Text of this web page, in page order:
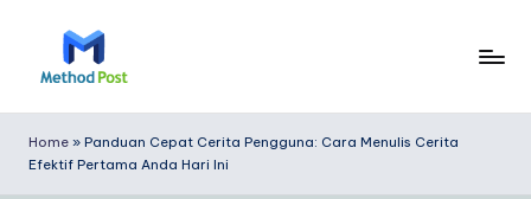
e
t
Home » Panduan Cepat Cerita Pengguna: Cara Menulis Cerita
Efektif Pertama Anda Hari Ini